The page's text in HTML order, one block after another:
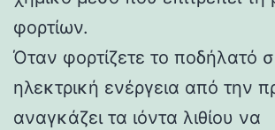
φορτίων.
Όταν φορτίζετε το ποδήλατό
ηλεκτρική ενέργεια από την
αναγκάζει τα ιόντα λιθίου να